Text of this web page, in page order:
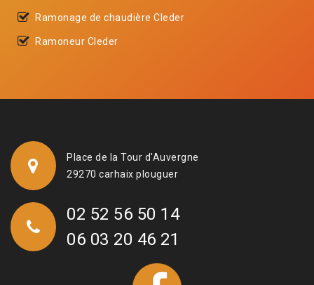
Ramonage de chaudière Cleder
Ramoneur Cleder
Place de la Tour d'Auvergne
29270 carhaix plouguer
02 52 56 50 14
06 03 20 46 21